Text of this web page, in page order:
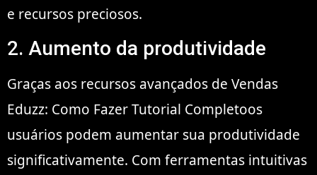
e recursos preciosos.
2. Aumento da produtividade
Graças aos recursos avançados de Vendas
Eduzz: Como Fazer Tutorial Completoos
usuários podem aumentar sua produtividade
significativamente. Com ferramentas intuitivas